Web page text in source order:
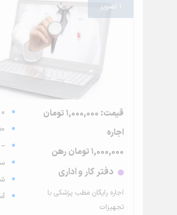
1 تصویر
قیمت: 1,000,000 تومان
اجاره
1,000,000 تومان رهن
دفتر کار و اداری
اجاره رایگان مطب پزشکی با
تجهیزات
0 خواب
50